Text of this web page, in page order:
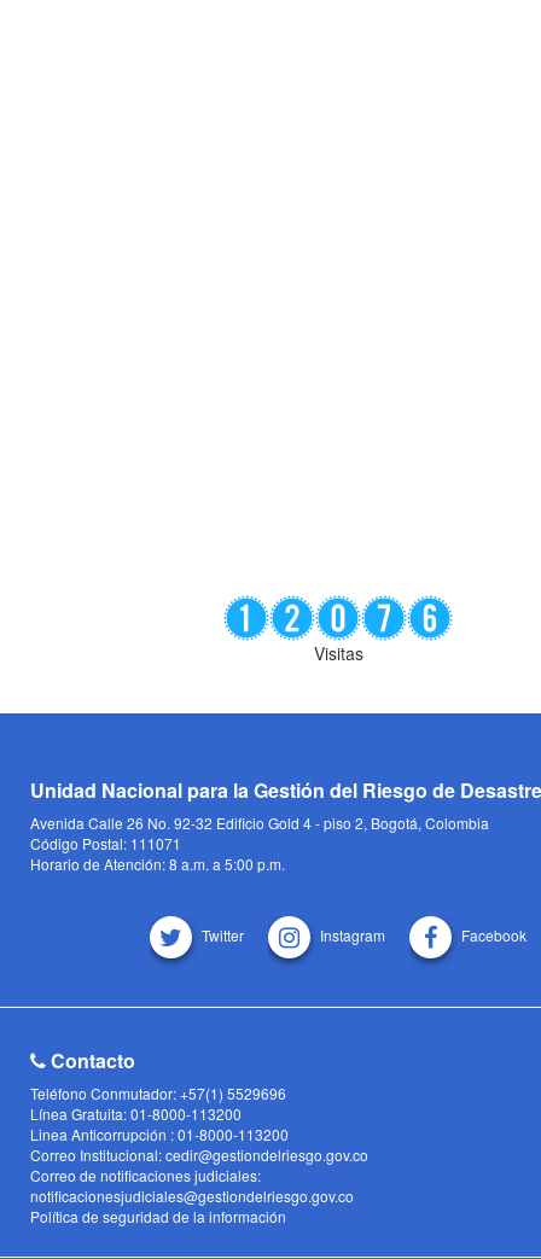
Visitas
Unidad Nacional para la Gestión del Riesgo de
Avenida Calle 26 No. 92-32 Edificio Gold 4 - piso 2, Bogotá, Colombia
Código Postal: 111071
Horario de Atención: 8 a.m. a 5:00 p.m.
Twitter Instagram Facebook
Contacto
Teléfono Conmutador: +57(1) 5529696
Línea Gratuita: 01-8000-113200
Linea Anticorrupción : 01-8000-113200
Correo Institucional: cedir@gestiondelriesgo.gov.co
Correo de notificaciones judiciales:
notificacionesjudiciales@gestiondelriesgo.gov.co
Política de seguridad de la información